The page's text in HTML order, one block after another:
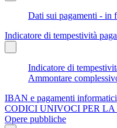
Dati sui pagamenti - in
Indicatore di tempestività
Indicatore di
Ammontare
IBAN e pagamenti informatici
CODICI UNIVOCI PER
Opere pubbliche